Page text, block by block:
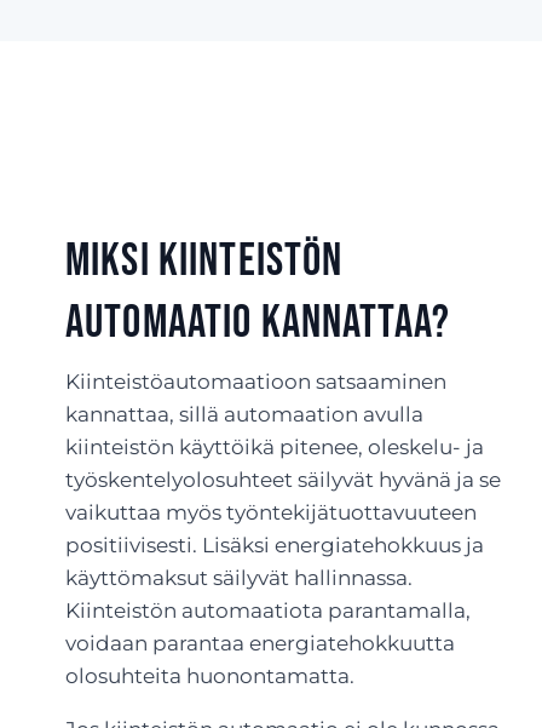
Miksi kiinteistön
automaatio kannattaa?
Kiinteistöautomaatioon satsaaminen
kannattaa, sillä automaation avulla
kiinteistön käyttöikä pitenee, oleskelu- ja
työskentelyolosuhteet säilyvät hyvänä ja se
vaikuttaa myös työntekijätuottavuuteen
positiivisesti. Lisäksi energiatehokkuus ja
käyttömaksut säilyvät hallinnassa.
Kiinteistön automaatiota parantamalla,
voidaan parantaa energiatehokkuutta
olosuhteita huonontamatta.